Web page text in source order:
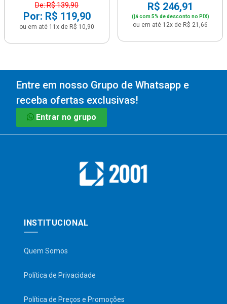
De: R$ 139,90
Por: R$ 119,90
ou em até 11x de R$ 10,90
R$ 246,91
(já com 5% de desconto no PIX)
ou em até 12x de R$ 21,66
Entre em nosso Grupo de Whatsapp e
receba ofertas exclusivas!
Entrar no grupo
INSTITUCIONAL
Quem Somos
Política de Privacidade
Política de Preços e Promoções